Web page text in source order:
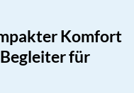
Komfort
für